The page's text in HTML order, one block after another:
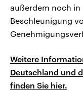
außerdem noch in
Beschleunigung
Weitere
Deutschland und
finden Sie hier.